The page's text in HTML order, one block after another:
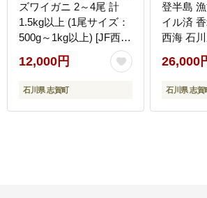
ズワイガニ 2～4尾 計
1.5kg以上 (1尾サイズ：
500g～1kg以上) [JF西海
石川県 志賀町
sk17jkf30064] かに 蟹 紅
ズワイ 紅ズワイガニ 生
ズワイガニ 姿 カニ鍋 カ
12,000円
石川県 志賀町
登半島
イル済
西海 石
ズワイガ
ス 内子
26,000
石川県 志賀